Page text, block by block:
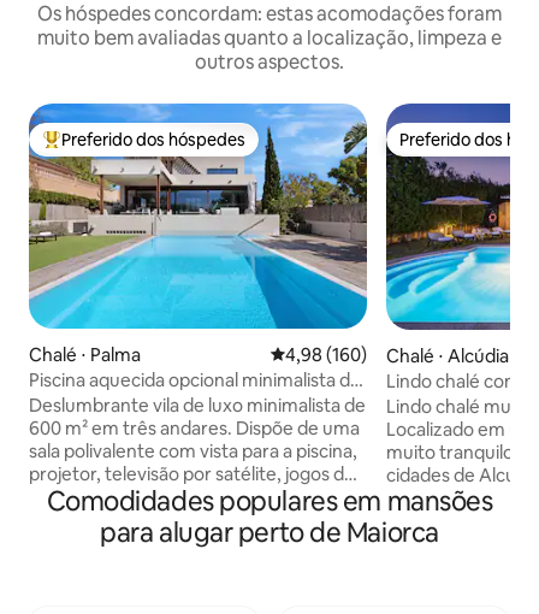
Os hóspedes concordam: estas acomodações foram
muito bem avaliadas quanto a localização, limpeza e
outros aspectos.
Entre os melhores preferidos dos hóspedes
Preferido dos hóspedes
Chalé ⋅ Palma 4,98 de uma avaliação média de
4,98 (160)
Piscina aquecida opcional minimalista de
cristal Villamina
Deslumbrante vila de luxo minimalista de
600 m² em três andares. Dispõe de uma
sala polivalente com vista para a piscina,
projetor, televisão por satélite, jogos de
vídeo, discoteca e academia. Piscina
privativa (9 x 5 m) com hidromassagem e
iluminação multicolorida, coberta de
Preferido dos
Preferido dos
Chalé ⋅ Alcúdia
Lindo chalé com
Wi-Fi
Lindo chalé
Localizado em
muito tranquilo e
cidades de Alcudia e
famílias com e
que gostam de
bicicleta. Tem tudo o que você precisa
Comodidades populares em mansões
para alugar perto de Maiorca